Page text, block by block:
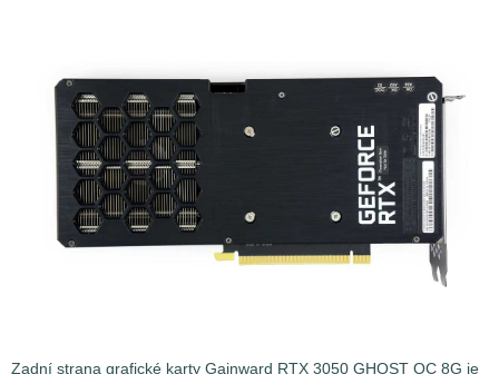
Zadní strana grafické karty Gainward RTX 3050 GHOST OC 8G je